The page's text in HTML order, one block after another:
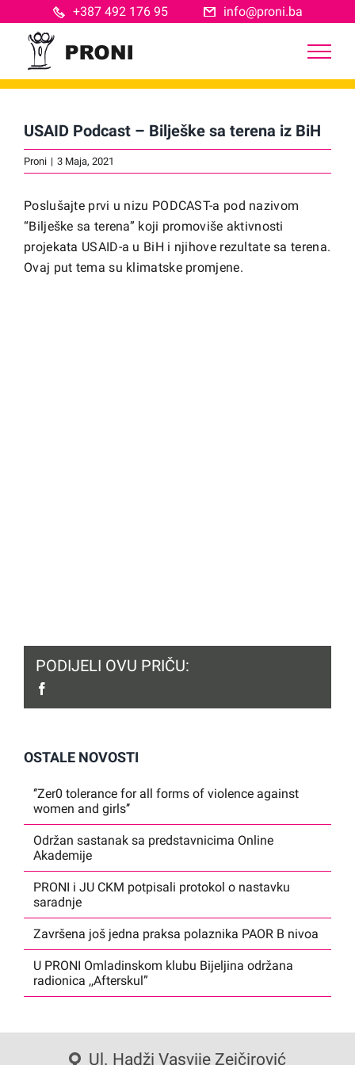
to
content
+387 492 176 95 info@proni.ba
USAID Podcast – Bilješke sa terena iz BiH
Proni | 3 Maja, 2021
Poslušajte prvi u nizu PODCAST-a pod nazivom
“Bilješke sa terena” koji promoviše aktivnosti
projekata USAID-a u BiH i njihove rezultate sa terena.
Ovaj put tema su klimatske promjene.
PODIJELI OVU PRIČU:
OSTALE NOVOSTI
‘’Zer0 tolerance for all forms of violence against
women and girls’’
Održan sastanak sa predstavnicima Online
Akademije
PRONI i JU CKM potpisali protokol o nastavku
saradnje
Završena još jedna praksa polaznika PAOR B nivoa
U PRONI Omladinskom klubu Bijeljina održana
radionica ,,Afterskul”
Ul. Hadži Vasvije Zejčirović